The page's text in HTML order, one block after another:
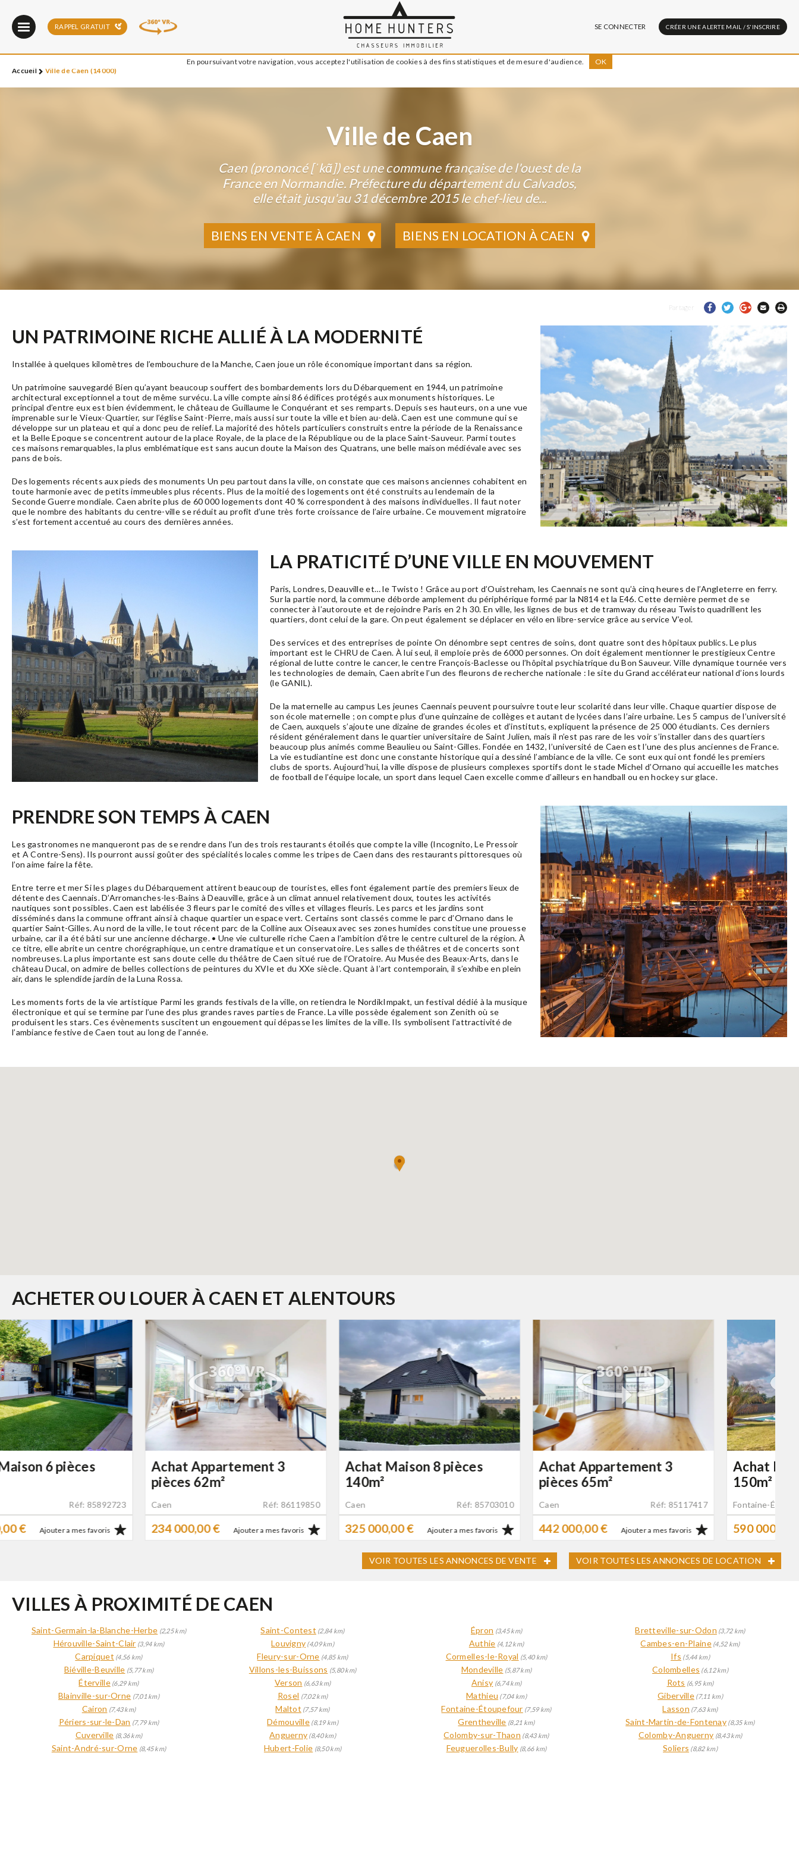
RAPPEL GRATUIT SE CONNECTER CRÉER UNE ALERTE MAIL / S'INSCRIRE
En poursuivant votre navigation, vous acceptez l'utilisation de cookies à des fins statistiques et de mesure d'audience. OK
Accueil Ville de Caen (14000)
Ville de Caen
Caen (prononcé [ˈkɑ̃]) est une commune française de l'ouest de la
France en Normandie. Préfecture du département du Calvados,
elle était jusqu'au 31 décembre 2015 le chef-lieu de...
BIENS EN VENTE À CAEN BIENS EN LOCATION À CAEN
Partager
UN PATRIMOINE RICHE ALLIÉ À LA MODERNITÉ
Installée à quelques kilomètres de l’embouchure de la Manche, Caen joue un rôle économique important dans sa région.
Un patrimoine sauvegardé Bien qu’ayant beaucoup souffert des bombardements lors du Débarquement en 1944, un patrimoine
architectural exceptionnel a tout de même survécu. La ville compte ainsi 86 édifices protégés aux monuments historiques. Le
principal d’entre eux est bien évidemment, le château de Guillaume le Conquérant et ses remparts. Depuis ses hauteurs, on a une vue
imprenable sur le Vieux-Quartier, sur l’église Saint-Pierre, mais aussi sur toute la ville et bien au-delà. Caen est une commune qui se
développe sur un plateau et qui a donc peu de relief. La majorité des hôtels particuliers construits entre la période de la Renaissance
et la Belle Epoque se concentrent autour de la place Royale, de la place de la République ou de la place Saint-Sauveur. Parmi toutes
ces maisons remarquables, la plus emblématique est sans aucun doute la Maison des Quatrans, une belle maison médiévale avec ses
pans de bois.
Des logements récents aux pieds des monuments Un peu partout dans la ville, on constate que ces maisons anciennes cohabitent en
toute harmonie avec de petits immeubles plus récents. Plus de la moitié des logements ont été construits au lendemain de la
Seconde Guerre mondiale. Caen abrite plus de 60 000 logements dont 40 % correspondent à des maisons individuelles. Il faut noter
que le nombre des habitants du centre-ville se réduit au profit d’une très forte croissance de l’aire urbaine. Ce mouvement migratoire
s’est fortement accentué au cours des dernières années.
LA PRATICITÉ D’UNE VILLE EN MOUVEMENT
Paris, Londres, Deauville et… le Twisto ! Grâce au port d’Ouistreham, les Caennais ne sont qu’à cinq heures de l’Angleterre en ferry.
Sur la partie nord, la commune déborde amplement du périphérique formé par la N814 et la E46. Cette dernière permet de se
connecter à l’autoroute et de rejoindre Paris en 2 h 30. En ville, les lignes de bus et de tramway du réseau Twisto quadrillent les
quartiers, dont celui de la gare. On peut également se déplacer en vélo en libre-service grâce au service V’eol.
Des services et des entreprises de pointe On dénombre sept centres de soins, dont quatre sont des hôpitaux publics. Le plus
important est le CHRU de Caen. À lui seul, il emploie près de 6000 personnes. On doit également mentionner le prestigieux Centre
régional de lutte contre le cancer, le centre François-Baclesse ou l’hôpital psychiatrique du Bon Sauveur. Ville dynamique tournée vers
les technologies de demain, Caen abrite l’un des fleurons de recherche nationale : le site du Grand accélérateur national d’ions lourds
(le GANIL).
De la maternelle au campus Les jeunes Caennais peuvent poursuivre toute leur scolarité dans leur ville. Chaque quartier dispose de
son école maternelle ; on compte plus d’une quinzaine de collèges et autant de lycées dans l’aire urbaine. Les 5 campus de l’université
de Caen, auxquels s’ajoute une dizaine de grandes écoles et d’instituts, expliquent la présence de 25 000 étudiants. Ces derniers
résident généralement dans le quartier universitaire de Saint Julien, mais il n’est pas rare de les voir s’installer dans des quartiers
beaucoup plus animés comme Beaulieu ou Saint-Gilles. Fondée en 1432, l’université de Caen est l’une des plus anciennes de France.
La vie estudiantine est donc une constante historique qui a dessiné l’ambiance de la ville. Ce sont eux qui ont fondé les premiers
clubs de sports. Aujourd’hui, la ville dispose de plusieurs complexes sportifs dont le stade Michel d’Ornano qui accueille les matches
de football de l’équipe locale, un sport dans lequel Caen excelle comme d’ailleurs en handball ou en hockey sur glace.
PRENDRE SON TEMPS À CAEN
Les gastronomes ne manqueront pas de se rendre dans l’un des trois restaurants étoilés que compte la ville (Incognito, Le Pressoir
et A Contre-Sens). Ils pourront aussi goûter des spécialités locales comme les tripes de Caen dans des restaurants pittoresques où
l’on aime faire la fête.
Entre terre et mer Si les plages du Débarquement attirent beaucoup de touristes, elles font également partie des premiers lieux de
détente des Caennais. D’Arromanches-les-Bains à Deauville, grâce à un climat annuel relativement doux, toutes les activités
nautiques sont possibles. Caen est labélisée 3 fleurs par le comité des villes et villages fleuris. Les parcs et les jardins sont
disséminés dans la commune offrant ainsi à chaque quartier un espace vert. Certains sont classés comme le parc d’Ornano dans le
quartier Saint-Gilles. Au nord de la ville, le tout récent parc de la Colline aux Oiseaux avec ses zones humides constitue une prouesse
urbaine, car il a été bâti sur une ancienne décharge. • Une vie culturelle riche Caen a l’ambition d’être le centre culturel de la région. À
ce titre, elle abrite un centre chorégraphique, un centre dramatique et un conservatoire. Les salles de théâtres et de concerts sont
nombreuses. La plus importante est sans doute celle du théâtre de Caen situé rue de l’Oratoire. Au Musée des Beaux-Arts, dans le
château Ducal, on admire de belles collections de peintures du XVIe et du XXe siècle. Quant à l’art contemporain, il s’exhibe en plein
air, dans le splendide jardin de la Luna Rossa.
Les moments forts de la vie artistique Parmi les grands festivals de la ville, on retiendra le NordikImpakt, un festival dédié à la musique
électronique et qui se termine par l’une des plus grandes raves parties de France. La ville possède également son Zenith où se
produisent les stars. Ces évènements suscitent un engouement qui dépasse les limites de la ville. Ils symbolisent l’attractivité de
l’ambiance festive de Caen tout au long de l’année.
ACHETER OU LOUER À CAEN ET ALENTOURS
Achat Appartement 3
Réf: 86119850
234 000,00 € Ajouter a mes favoris
Achat Maison 8 pièces
140m²
Réf: 85703010
325 000,00 € Ajouter a mes favoris
Achat Appartement 3
Réf: 85117417
442 000,00 € Ajouter a mes favoris
Achat Maison 6 pièces
150m²
Fontaine-Étoupefour Réf: 86660794
590 000,00 € Ajouter a mes favoris
VOIR TOUTES LES ANNONCES DE VENTE VOIR TOUTES LES ANNONCES DE LOCATION
VILLES À PROXIMITÉ DE CAEN
Saint-Germain-la-Blanche-Herbe (2,25 km) Saint-Contest (2,84 km) Épron (3,45 km) Bretteville-sur-Odon (3,72 km)
Hérouville-Saint-Clair (3,94 km) Louvigny (4,09 km) Authie (4,12 km) Cambes-en-Plaine(4,52 km)
Carpiquet (4,56 km) Fleury-sur-Orne (4,85 km) Cormelles-le-Royal (5,40 km) Ifs (5,44 km)
Biéville-Beuville (5,77 km) Villons-les-Buissons (5,80 km) Mondeville (5,87 km) Colombelles (6,12 km)
Éterville(6,29 km) Verson (6,63 km) Anisy (6,74 km) Rots (6,95 km)
Blainville-sur-Orne (7,01 km) Rosel (7,02 km) Mathieu (7,04 km) Giberville (7,11 km)
Cairon (7,43 km) Maltot (7,57 km) Fontaine-Étoupefour (7,59 km) Lasson (7,63 km)
Périers-sur-le-Dan (7,79 km) Démouville (8,19 km) Grentheville (8,21 km) Saint-Martin-de-Fontenay(8,35 km)
Cuverville (8,36 km) Anguerny (8,40 km) Colomby-sur-Thaon (8,43 km) Colomby-Anguerny (8,43 km)
Saint-André-sur-Orne (8,45 km) Hubert-Folie (8,50 km) Feuguerolles-Bully (8,66 km) Soliers (8,82 km)